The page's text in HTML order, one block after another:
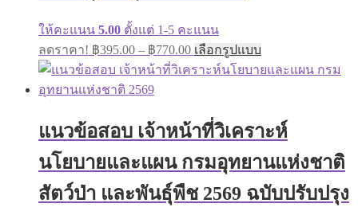
ให้คะแนน 5.00 ตั้งแต่ 1-5 คะแนน
ลดราคา! ฿395.00 – ฿770.00Price
range:
฿395.00
เลือกรูปแบบ
product
has
options
be
chosen
on
the
แนวข้อสอบ เจ้าหน้าที่วิเคราะห์
นโยบายและแผน กรมอุทยานแห่งชาติ
สัตว์ป่า และพันธุ์พืช 2569 ฉบับปรับปรุง